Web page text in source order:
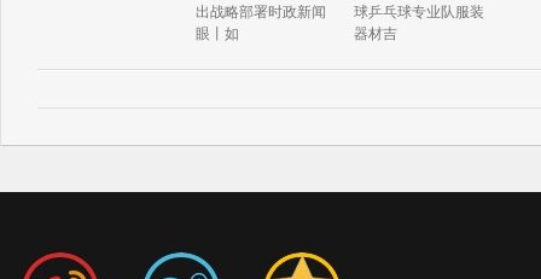
出战略部署时政新闻
眼丨如
球乒乓球专业队服装
器材吉